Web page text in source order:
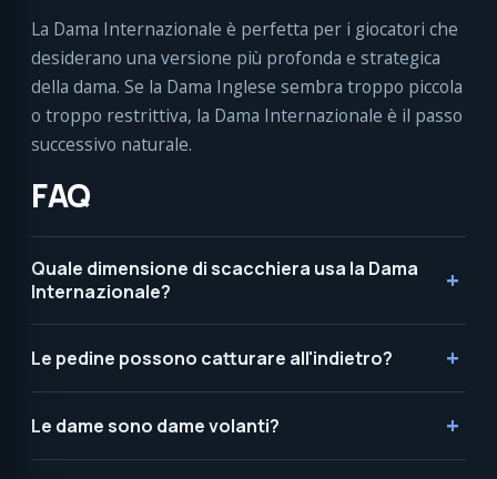
La Dama Internazionale è perfetta per i giocatori che
desiderano una versione più profonda e strategica
della dama. Se la Dama Inglese sembra troppo piccola
o troppo restrittiva, la Dama Internazionale è il passo
successivo naturale.
FAQ
Quale dimensione di scacchiera usa la Dama
Internazionale?
Le pedine possono catturare all'indietro?
Le dame sono dame volanti?